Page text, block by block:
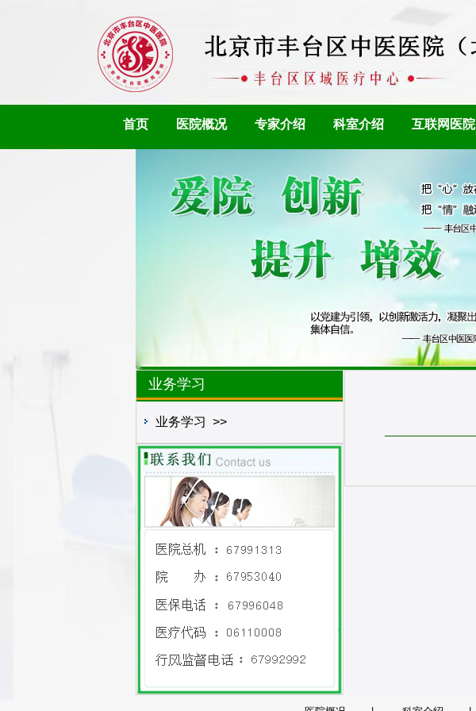
首页 医院概况 专家介绍 科室介绍 互联网医院
业务学习
业务学习 >>